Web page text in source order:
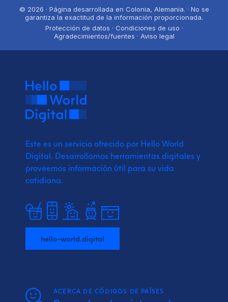
© 2026 · Página desarrollada en Colonia, Alemania. · No se
garantiza la exactitud de la información proporcionada.
Protección de datos · Condiciones de uso ·
Agradecimientos/fuentes · Aviso legal
Este es un servicio ofrecido por Hello World
Digital. Desarrollamos herramientas digitales y
proveemos información útil para su vida
cotidiana.
hello-world.digital
ACERCA DE CÓDIGOS DE PAÍSES